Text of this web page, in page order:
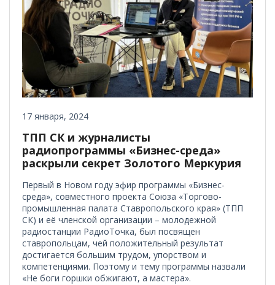
17 января, 2024
ТПП СК и журналисты
радиопрограммы «Бизнес-среда»
раскрыли секрет Золотого Меркурия
Первый в Новом году эфир программы «Бизнес-
среда», совместного проекта Союза «Торгово-
промышленная палата Ставропольского края» (ТПП
СК) и её членской организации – молодежной
радиостанции РадиоТочка, был посвящен
ставропольцам, чей положительный результат
достигается большим трудом, упорством и
компетенциями. Поэтому и тему программы назвали
«Не боги горшки обжигают, а мастера».